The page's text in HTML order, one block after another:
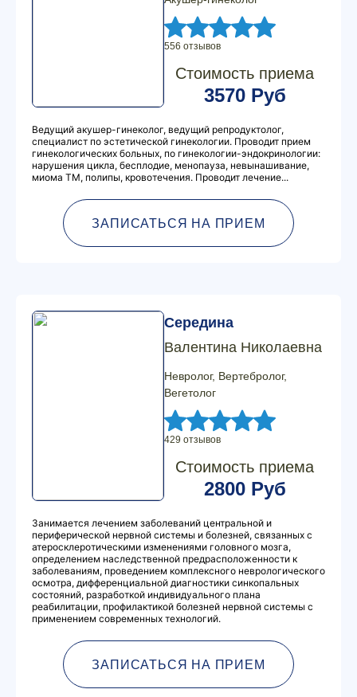
556 отзывов
Стоимость приема
3570 Руб
Ведущий акушер-гинеколог, ведущий репродуктолог,
специалист по эстетической гинекологии. Проводит прием
гинекологических больных, по гинекологии-эндокринологии:
нарушения цикла, бесплодие, менопауза, невынашивание,
миома ТМ, полипы, кровотечения. Проводит лечение...
ЗАПИСАТЬСЯ НА ПРИЕМ
Середина
Валентина Николаевна
Невролог, Вертебролог,
Вегетолог
429 отзывов
Стоимость приема
2800 Руб
Занимается лечением заболеваний центральной и
периферической нервной системы и болезней, связанных с
атеросклеротическими изменениями головного мозга,
определением наследственной предрасположенности к
заболеваниям, проведением комплексного неврологического
осмотра, дифференциальной диагностики синкопальных
состояний, разработкой индивидуального плана
реабилитации, профилактикой болезней нервной системы с
применением современных технологий.
ЗАПИСАТЬСЯ НА ПРИЕМ